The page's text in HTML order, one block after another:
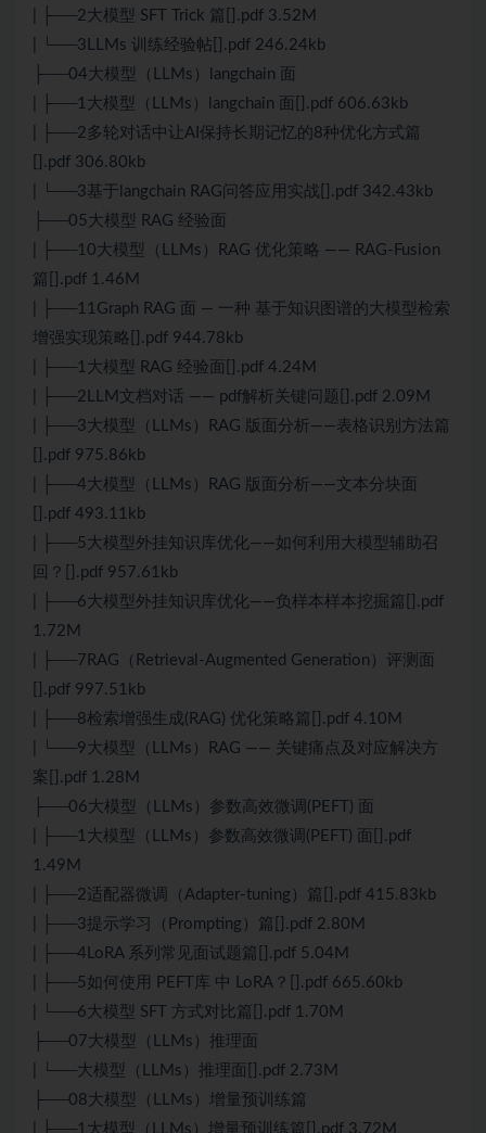
| ├──2大模型 SFT Trick 篇[].pdf 3.52M
| └──3LLMs 训练经验帖[].pdf 246.24kb
├──04大模型（LLMs）langchain 面
| ├──1大模型（LLMs）langchain 面[].pdf 606.63kb
| ├──2多轮对话中让AI保持长期记忆的8种优化方式篇
[].pdf 306.80kb
| └──3基于langchain RAG问答应用实战[].pdf 342.43kb
├──05大模型 RAG 经验面
| ├──10大模型（LLMs）RAG 优化策略 —— RAG-Fusion
篇[].pdf 1.46M
| ├──11Graph RAG 面 — 一种 基于知识图谱的大模型检索
增强实现策略[].pdf 944.78kb
| ├──1大模型 RAG 经验面[].pdf 4.24M
| ├──2LLM文档对话 —— pdf解析关键问题[].pdf 2.09M
| ├──3大模型（LLMs）RAG 版面分析——表格识别方法篇
[].pdf 975.86kb
| ├──4大模型（LLMs）RAG 版面分析——文本分块面
[].pdf 493.11kb
| ├──5大模型外挂知识库优化——如何利用大模型辅助召
回？[].pdf 957.61kb
| ├──6大模型外挂知识库优化——负样本样本挖掘篇[].pdf
1.72M
| ├──7RAG（Retrieval-Augmented Generation）评测面
[].pdf 997.51kb
| ├──8检索增强生成(RAG) 优化策略篇[].pdf 4.10M
| └──9大模型（LLMs）RAG —— 关键痛点及对应解决方
案[].pdf 1.28M
├──06大模型（LLMs）参数高效微调(PEFT) 面
| ├──1大模型（LLMs）参数高效微调(PEFT) 面[].pdf
1.49M
| ├──2适配器微调（Adapter-tuning）篇[].pdf 415.83kb
| ├──3提示学习（Prompting）篇[].pdf 2.80M
| ├──4LoRA 系列常见面试题篇[].pdf 5.04M
| ├──5如何使用 PEFT库 中 LoRA？[].pdf 665.60kb
| └──6大模型 SFT 方式对比篇[].pdf 1.70M
├──07大模型（LLMs）推理面
| └──大模型（LLMs）推理面[].pdf 2.73M
├──08大模型（LLMs）增量预训练篇
| ├──1大模型（LLMs）增量预训练篇[].pdf 3.72M